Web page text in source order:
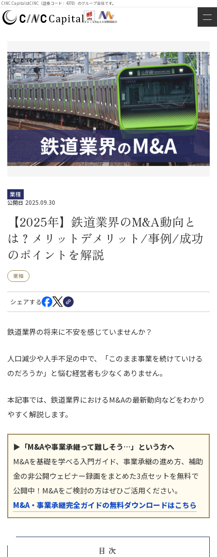
CINC CapitalはCINC（証券コード：4378）のグループ会社です。
業種
公開日 2025.09.30
【2025年】鉄道業界のM&A動向と
は？メリットデメリット/事例/成功
のポイントを解説
業種
シェアする
鉄道業界の将来に不安を感じていませんか？
人口減少や人手不足の中で、「このまま事業を続けていける
のだろうか」と悩む経営者も少なくありません。
本記事では、鉄道業界におけるM&Aの最新動向などをわかり
やすく解説します。
▶「M&Aや事業承継って難しそう…」という方へ
M&Aを基礎を学べる入門ガイド、事業承継の進め方、補助
金の非公開ウェビナー録画をまとめた3点セットを無料で
公開中！M&Aをご検討の方はぜひご活用ください。
M&A・事業承継完全ガイドの無料ダウンロードはこちら
目次